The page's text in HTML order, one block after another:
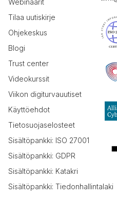
Webinaarit
Tilaa uutiskirje
Ohjekeskus
Blogi
Trust center
Videokurssit
Viikon digiturvauutiset
Käyttöehdot
Tietosuojaselosteet
Sisältöpankki: ISO 27001
Sisältöpankki: GDPR
Sisältöpankki: Katakri
Sisältöpankki: Tiedonhallintalaki